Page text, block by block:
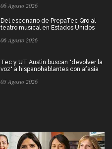
06 Agosto 2026
Del escenario de PrepaTec Qro al
teatro musical en Estados Unidos
06 Agosto 2026
Tec y UT Austin buscan "devolver la
voz" a hispanohablantes con afasia
05 Agosto 2026